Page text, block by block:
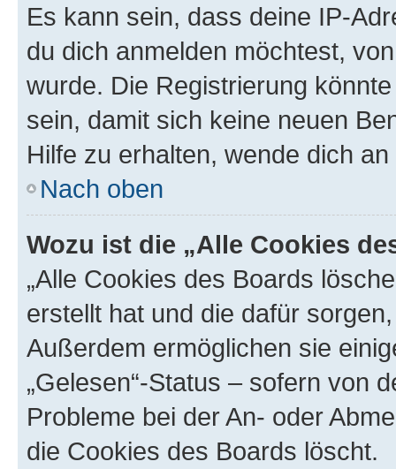
Es kann sein, dass deine IP-
du dich anmelden möchtest,
wurde. Die Registrierung
sein, damit sich keine neuen
Hilfe zu erhalten, wende dich
Nach oben
Wozu ist die „Alle Cookies
„Alle Cookies des Boards
erstellt hat und die dafür
Außerdem ermöglichen sie
„Gelesen“-Status – sofern von
Probleme bei der An- oder
die Cookies des Boards löscht.